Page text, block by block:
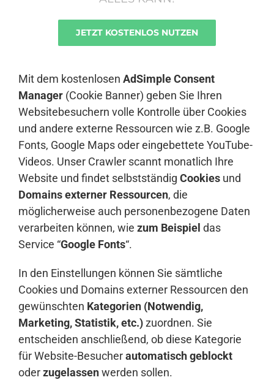
JETZT KOSTENLOS NUTZEN
Mit dem kostenlosen AdSimple Consent
Manager (Cookie Banner) geben Sie Ihren
Websitebesuchern volle Kontrolle über Cookies
und andere externe Ressourcen wie z.B. Google
Fonts, Google Maps oder eingebettete YouTube-
Videos. Unser Crawler scannt monatlich Ihre
Website und findet selbstständig Cookies und
Domains externer Ressourcen, die
möglicherweise auch personenbezogene Daten
verarbeiten können, wie zum Beispiel das
Service “Google Fonts“.
In den Einstellungen können Sie sämtliche
Cookies und Domains externer Ressourcen den
gewünschten Kategorien (Notwendig,
Marketing, Statistik, etc.)zuordnen. Sie
entscheiden anschließend, ob diese Kategorie
für Website-Besucherautomatisch geblockt
oderzugelassenwerden sollen.